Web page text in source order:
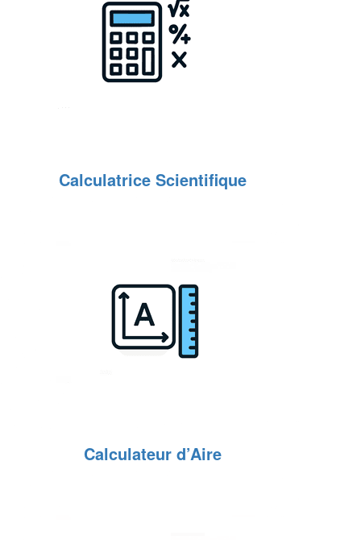
Calculatrice Scientifique
Calculateur d’Aire